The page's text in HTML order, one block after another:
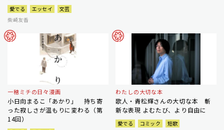
愛でる エッセイ
文芸
柴崎友香
一穂ミチの日々漫画
小日向まるこ「あかり」 持ち寄
った寂しさが温もりに変わる（第
14回）
わたしの大切な本
歌人・青松輝さんの大切な本 斬
新な表現 よむたび、より自由に
愛でる コミック 短歌